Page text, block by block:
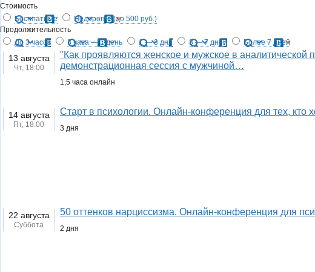
Стоимость
Бесплатные
Недорогие (до 500 руб.)
Продолжительность
До 3 часов
3 часа — 1 день 1 — 3 дня 3 — 7 дней Более 7 дней
13 августа
Чт, 18:00
"Как проявляются женское и мужское в аналитической
демонстрационная сессия с мужчиной…
1,5 часа онлайн
14 августа
Пт, 18:00
Старт в психологии. Онлайн-конференция для тех, кто
3 дня
22 августа
Суббота
50 оттенков нарциссизма. Онлайн-конференция для
2 дня